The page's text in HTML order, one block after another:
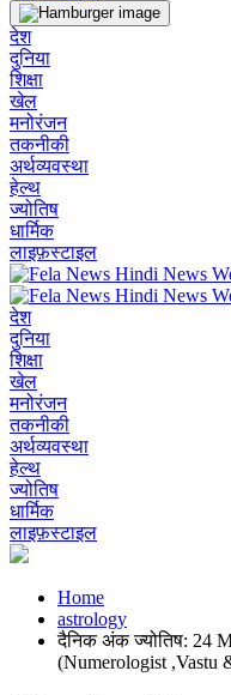
देश
दुनिया
शिक्षा
खेल
मनोरंजन
तकनीकी
अर्थव्यवस्था
हेल्थ
ज्योतिष
धार्मिक
लाइफ़स्टाइल
देश
दुनिया
शिक्षा
खेल
मनोरंजन
तकनीकी
अर्थव्यवस्था
हेल्थ
ज्योतिष
धार्मिक
लाइफ़स्टाइल
Home
astrology
दैनिक अंक ज्योतिष: 24
(Numerologist ,Vastu